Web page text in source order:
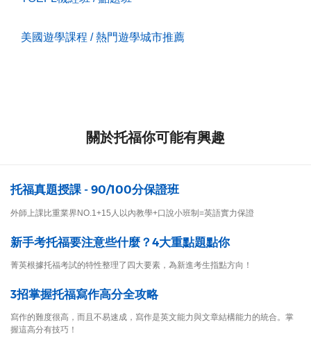
美國遊學課程 / 熱門遊學城市推薦
關於托福你可能有興趣
托福真題授課 - 90/100分保證班
外師上課比重業界NO.1+15人以內教學+口說小班制=英語實力保證
新手考托福要注意些什麼？4大重點題點你
菁英根據托福考試的特性整理了四大要素，為新進考生指點方向！
3招掌握托福寫作高分全攻略
寫作的難度很高，而且不易速成，寫作是英文能力與文章結構能力的統合。掌
握這高分有技巧！